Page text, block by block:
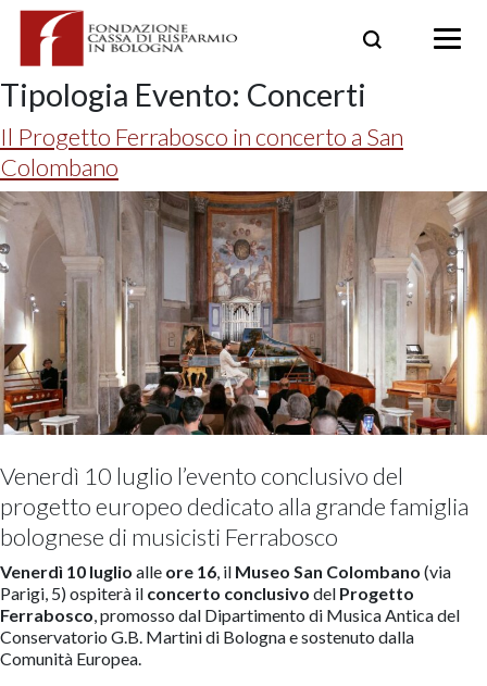
Skip
Tipologia Evento: Concerti
Il Progetto Ferrabosco in concerto a San
Colombano
Venerdì 10 luglio l’evento conclusivo del
progetto europeo dedicato alla grande famiglia
bolognese di musicisti Ferrabosco
Venerdì 10 luglio alle ore 16, il Museo San Colombano (via
Parigi, 5) ospiterà il concerto conclusivo del Progetto
Ferrabosco, promosso dal Dipartimento di Musica Antica del
Conservatorio G.B. Martini di Bologna e sostenuto dalla
Comunità Europea.